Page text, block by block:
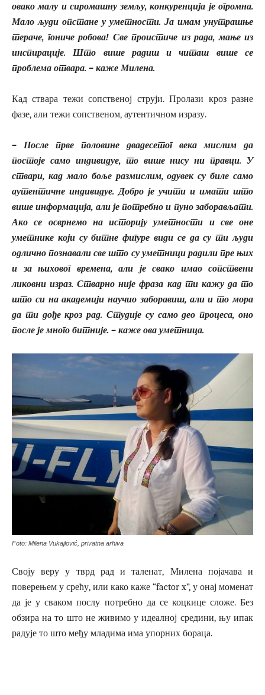
овако малу и сиромашну земљу, конкуренција је огромна.
Мало људи опстане у уметности. Ја имам унутрашње
тераче, гониче робова! Све проистиче из рада, мање из
инспирације. Што више радиш и читаш више се
проблема отвара. – каже Милена.
Кад ствара тежи сопственој струји. Пролази кроз разне
фазе, али тежи сопственом, аутентичном изразу.
– После прве половине двадесетог века мислим да
постоје само индивидуе, то више нису ни правци. У
ствари, кад мало боље размислим, одувек су биле само
аутентичне индивидуе. Добро је учити и имати што
више информација, али је потребно и пуно заборављати.
Ако се осврнемо на историју уметности и све оне
уметнике који су битне фигуре види се да су ти људи
одлично познавали све што су уметници радили пре њих
и за њиховог времена, али је свако имао сопствени
ликовни израз. Стварно није фраза кад ти кажу да то
што си на академији научио заборавиш, али и то мора
да ти дође кроз рад. Студије су само део процеса, оно
после је много битније. – каже ова уметница.
Foto: Milena Vukajlović, privatna arhiva
Своју веру у тврд рад и таленат, Милена појачава и
поверењем у срећу, или како каже “factor x”, у онај моменат
да је у сваком послу потребно да се коцкице сложе. Без
обзира на то што не живимо у идеалној средини, њу ипак
радује то што међу младима има упорних бораца.